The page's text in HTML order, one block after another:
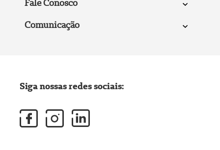
Fale Conosco
Comunicação
Siga nossas redes sociais: